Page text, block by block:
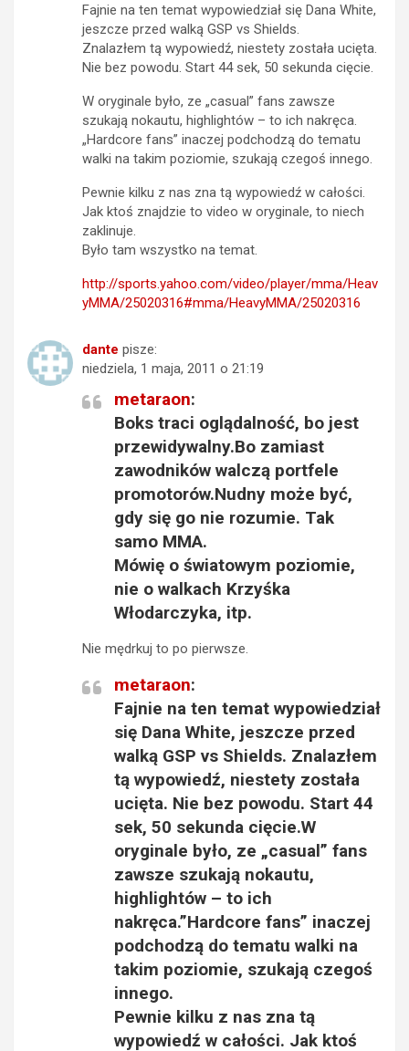
Fajnie na ten temat wypowiedział się Dana White,
jeszcze przed walką GSP vs Shields.
Znalazłem tą wypowiedź, niestety została ucięta.
Nie bez powodu. Start 44 sek, 50 sekunda cięcie.
W oryginale było, ze „casual” fans zawsze
szukają nokautu, highlightów – to ich nakręca.
„Hardcore fans” inaczej podchodzą do tematu
walki na takim poziomie, szukają czegoś innego.
Pewnie kilku z nas zna tą wypowiedź w całości.
Jak ktoś znajdzie to video w oryginale, to niech
zaklinuje.
Było tam wszystko na temat.
http://sports.yahoo.com/video/player/mma/Heav
yMMA/25020316#mma/HeavyMMA/25020316
dante pisze:
niedziela, 1 maja, 2011 o 21:19
metaraon:
Boks traci oglądalność, bo jest
przewidywalny.Bo zamiast
zawodników walczą portfele
promotorów.Nudny może być,
gdy się go nie rozumie. Tak
samo MMA.
Mówię o światowym poziomie,
nie o walkach Krzyśka
Włodarczyka, itp.
Nie mędrkuj to po pierwsze.
metaraon:
Fajnie na ten temat wypowiedział
się Dana White, jeszcze przed
walką GSP vs Shields. Znalazłem
tą wypowiedź, niestety została
ucięta. Nie bez powodu. Start 44
sek, 50 sekunda cięcie.W
oryginale było, ze „casual” fans
zawsze szukają nokautu,
highlightów – to ich
nakręca.”Hardcore fans” inaczej
podchodzą do tematu walki na
takim poziomie, szukają czegoś
innego.
Pewnie kilku z nas zna tą
wypowiedź w całości. Jak ktoś